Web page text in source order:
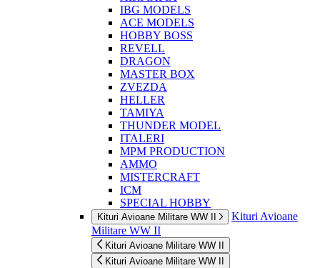
IBG MODELS
ACE MODELS
HOBBY BOSS
REVELL
DRAGON
MASTER BOX
ZVEZDA
HELLER
TAMIYA
THUNDER MODEL
ITALERI
MPM PRODUCTION
AMMO
MISTERCRAFT
ICM
SPECIAL HOBBY
Kituri Avioane Militare WW II
Kituri Avioane
Militare WW II
Kituri Avioane Militare WW II
Kituri Avioane Militare WW II